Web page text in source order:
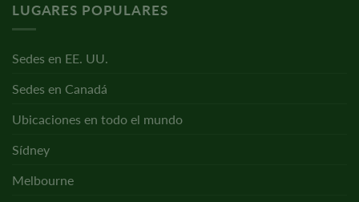
LUGARES POPULARES
Sedes en EE. UU.
Sedes en Canadá
Ubicaciones en todo el mundo
Sídney
Melbourne